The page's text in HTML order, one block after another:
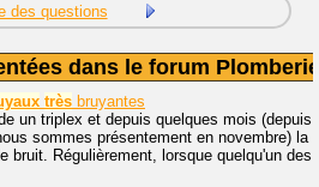
des questions
dans le forum Plomberie
très bruyantes
un triplex et depuis quelques mois (depuis
sommes présentement en novembre) la
bruit. Régulièrement, lorsque quelqu'un des